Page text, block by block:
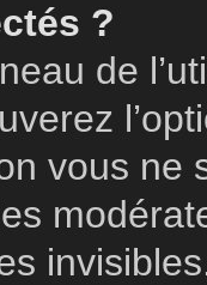
?
de
vous ne